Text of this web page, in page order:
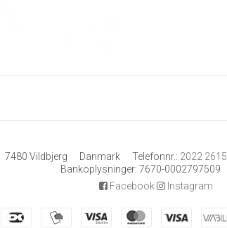
7480 Vildbjerg Danmark Telefonnr.: 2022 2615
Bankoplysninger: 7670-0002797509
Facebook
Instagram